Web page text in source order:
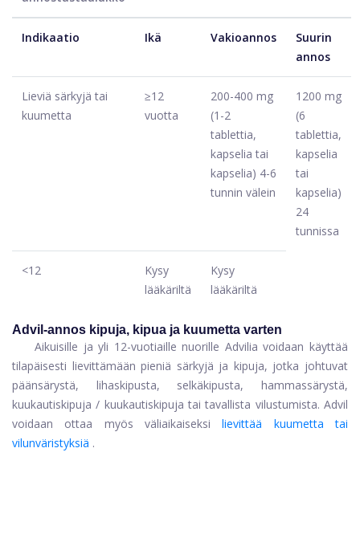
Indikaatio Ikä Vakioannos
Suurin
annos
Lieviä särkyjä tai
kuumetta
≥12
vuotta
200-400 mg
(1-2
tablettia,
kapselia tai
kapselia) 4-6
tunnin välein
1200 mg
(6
tablettia,
kapselia
tai
kapselia)
24
tunnissa
<12
Kysy
lääkäriltä
Kysy
lääkäriltä
Advil-annos kipuja, kipua ja kuumetta varten
Aikuisille ja yli 12-vuotiaille nuorille Advilia voidaan käyttää
tilapäisesti lievittämään pieniä särkyjä ja kipuja, jotka johtuvat
päänsärystä, lihaskipusta, selkäkipusta, hammassärystä,
kuukautiskipuja / kuukautiskipuja tai tavallista vilustumista. Advil
voidaan ottaa myös väliaikaiseksi
lievittää kuumetta tai
vilunväristyksiä .